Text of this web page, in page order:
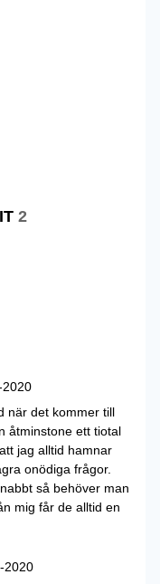
2
2020
när det kommer till
åtminstone ett tiotal
jag alltid hamnar
onödiga frågor.
så behöver man
mig får de alltid en
2020